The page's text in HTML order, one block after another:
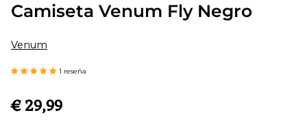
Camiseta Venum Fly Negro
Venum
1 reseña
€ 29,99